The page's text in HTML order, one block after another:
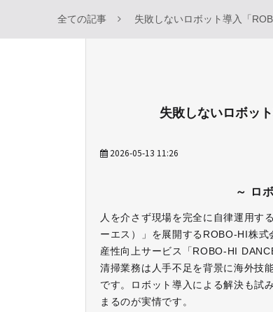
全ての記事 失敗しないロボット導入「
失敗しないロボッ
2026-05-13 11:26
～ ロ
人を介さず現場を完全に自律運用
ーエス）」を展開するROBO-HI株
産性向上サービス「ROBO-HI
清掃業務は人手不足を背景に海外技
です。ロボット導入による解決も試
まるのが実情です。